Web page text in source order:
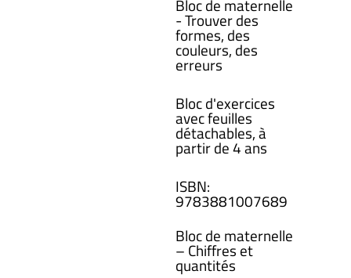
Bloc de maternelle
- Trouver des
formes, des
couleurs, des
erreurs
Bloc d'exercices
avec feuilles
détachables, à
partir de 4 ans
ISBN:
9783881007689
Bloc de maternelle
– Chiffres et
quantités